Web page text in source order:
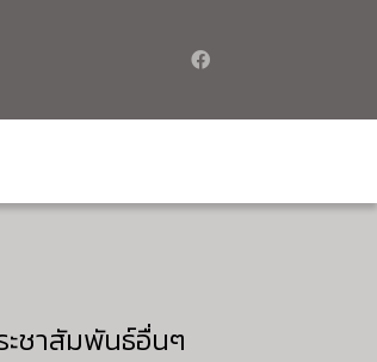
ะชาสัมพันธ์อื่นๆ